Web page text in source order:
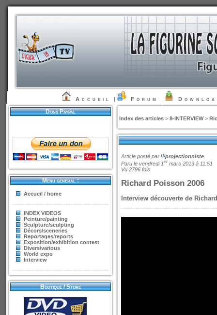
Accueil | Forum |
Dons Paypal
Menu général :
Accueil / home
INDEX VIDEOS
Peinture/painting
Sculpture/sculpting
Décors/sceneries
Reportages/reports
Exposition/exhibition contest
Divers/various
World expo
Interview
Boutique / Store
Index des articles> 8-INTERVIEW>
Article posté par Ψprojectionniste.
Paru le vendredi 1er mars 2013 à 11:51
Vu 2796 fois.
Richard Poisson 2006
Interview découverte de